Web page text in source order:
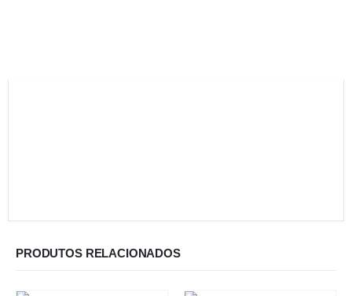
PRODUTOS RELACIONADOS